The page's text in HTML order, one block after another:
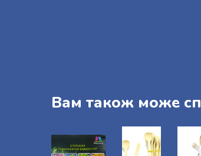
Вам також може